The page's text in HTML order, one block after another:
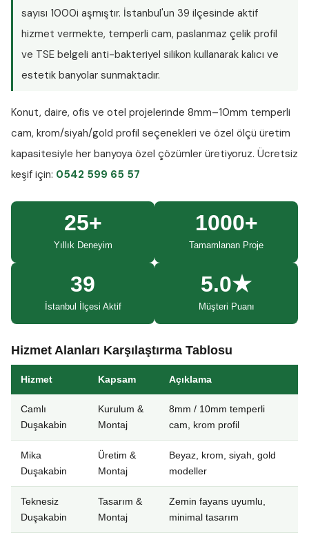
sayısı 1000i aşmıştır. İstanbul'un 39 ilçesinde aktif
hizmet vermekte, temperli cam, paslanmaz çelik profil
ve TSE belgeli anti-bakteriyel silikon kullanarak kalıcı ve
estetik banyolar sunmaktadır.
Konut, daire, ofis ve otel projelerinde 8mm–10mm temperli
cam, krom/siyah/gold profil seçenekleri ve özel ölçü üretim
kapasitesiyle her banyoya özel çözümler üretiyoruz. Ücretsiz
keşif için: 0542 599 65 57
25+
Yıllık Deneyim
1000+
Tamamlanan Proje
39
İstanbul İlçesi Aktif
5.0★
Müşteri Puanı
Hizmet Alanları Karşılaştırma Tablosu
Hizmet Kapsam Açıklama
Camlı
Duşakabin
Kurulum &
Montaj
8mm / 10mm temperli
cam, krom profil
Mika
Duşakabin
Üretim &
Montaj
Beyaz, krom, siyah, gold
modeller
Teknesiz
Duşakabin
Tasarım &
Montaj
Zemin fayans uyumlu,
minimal tasarım